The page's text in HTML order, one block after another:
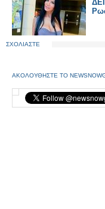
ΣΧΟΛΙΑΣΤΕ
ΑΚΟΛΟΥΘΗΣΤΕ ΤΟ